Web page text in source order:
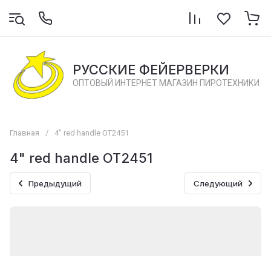
РУССКИЕ ФЕЙЕРВЕРКИ
ОПТОВЫЙ ИНТЕРНЕТ МАГАЗИН ПИРОТЕХНИКИ
Главная / 4" red handle ОТ2451
4" red handle ОТ2451
Предыдущий Следующий